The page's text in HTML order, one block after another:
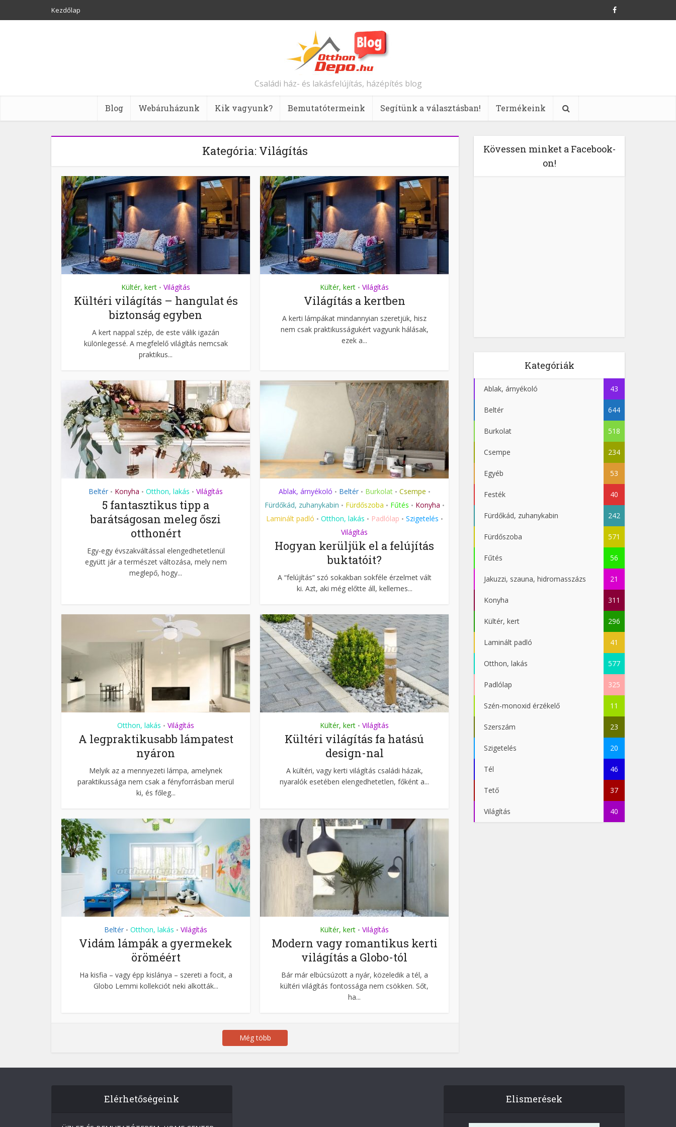
Kezdőlap
Családi ház- és lakásfelújítás, házépítés blog
Blog Webáruházunk Kik vagyunk? Bemutatótermeink Segítünk a választásban! Termékeink
Kategória: Világítás
Kültér, kert • Világítás
Kültéri világítás – hangulat és
biztonság egyben
A kert nappal szép, de este válik igazán
különlegessé. A megfelelő világítás nemcsak
praktikus...
Kültér, kert • Világítás
Világítás a kertben
A kerti lámpákat mindannyian szeretjük, hisz
nem csak praktikusságukért vagyunk hálásak,
ezek a...
Beltér • Konyha • Otthon, lakás • Világítás
5 fantasztikus tipp a
barátságosan meleg őszi
otthonért
Egy-egy évszakváltással elengedhetetlenül
együtt jár a természet változása, mely nem
meglepő, hogy...
Ablak, árnyékoló • Beltér • Burkolat • Csempe •
Fürdőkád, zuhanykabin • Fürdőszoba • Fűtés • Konyha •
Laminált padló • Otthon, lakás • Padlólap • Szigetelés •
Világítás
Hogyan kerüljük el a felújítás
buktatóit?
A “felújítás” szó sokakban sokféle érzelmet vált
ki. Azt, aki még előtte áll, kellemes...
Otthon, lakás • Világítás
A legpraktikusabb lámpatest
nyáron
Melyik az a mennyezeti lámpa, amelynek
paraktikussága nem csak a fényforrásban merül
ki, és főleg...
Kültér, kert • Világítás
Kültéri világítás fa hatású
design-nal
A kültéri, vagy kerti világítás családi házak,
nyaralók esetében elengedhetetlen, főként a...
Beltér • Otthon, lakás • Világítás
Vidám lámpák a gyermekek
öröméért
Ha kisfia – vagy épp kislánya – szereti a focit, a
Globo Lemmi kollekciót neki alkották...
Kültér, kert • Világítás
Modern vagy romantikus kerti
világítás a Globo-tól
Bár már elbúcsúzott a nyár, közeledik a tél, a
kültéri világítás fontossága nem csökken. Sőt,
ha...
Még több
Kövessen minket a Facebook-
on!
Kategóriák
Ablak, árnyékoló 43
Beltér 644
Burkolat 518
Csempe 234
Egyéb 53
Festék 40
Fürdőkád, zuhanykabin 242
Fürdőszoba 571
Fűtés 56
Jakuzzi, szauna, hidromasszázs 21
Konyha 311
Kültér, kert 296
Laminált padló 41
Otthon, lakás 577
Padlólap 325
Szén-monoxid érzékelő 11
Szerszám 23
Szigetelés 20
Tél 46
Tető 37
Világítás 40
Elérhetőségeink Elismerések